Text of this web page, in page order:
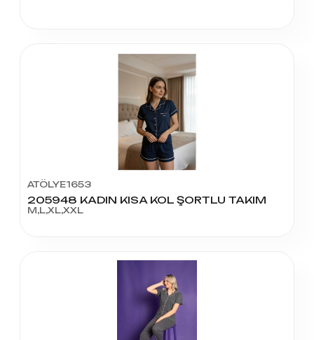
ATÖLYE1653
205948 KADIN KISA KOL ŞORTLU TAKIM
M,L,XL,XXL